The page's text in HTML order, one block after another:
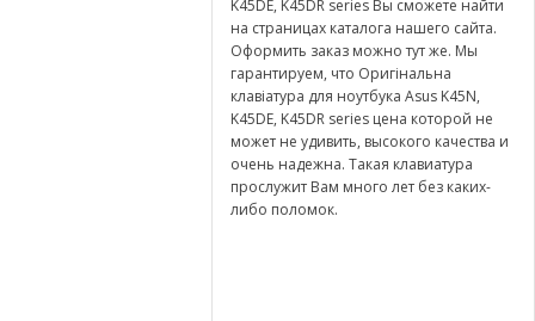
K45DE, K45DR series Вы сможете найти
на страницах каталога нашего сайта.
Оформить заказ можно тут же. Мы
гарантируем, что Оригінальна
клавіатура для ноутбука Asus K45N,
K45DE, K45DR series цена которой не
может не удивить, высокого качества и
очень надежна. Такая клавиатура
прослужит Вам много лет без каких-
либо поломок.